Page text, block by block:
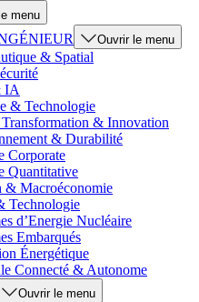
menu
Ouvrir le menu
& Spatial
IA
& Technologie
& Innovation
& Durabilité
Corporate
Quantitative
& Macroéconomie
Technologie
d’Energie Nucléaire
Embarqués
Énergétique
Connecté & Autonome
Ouvrir le menu